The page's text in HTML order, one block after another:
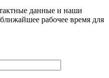
данные и наши
рабочее время для